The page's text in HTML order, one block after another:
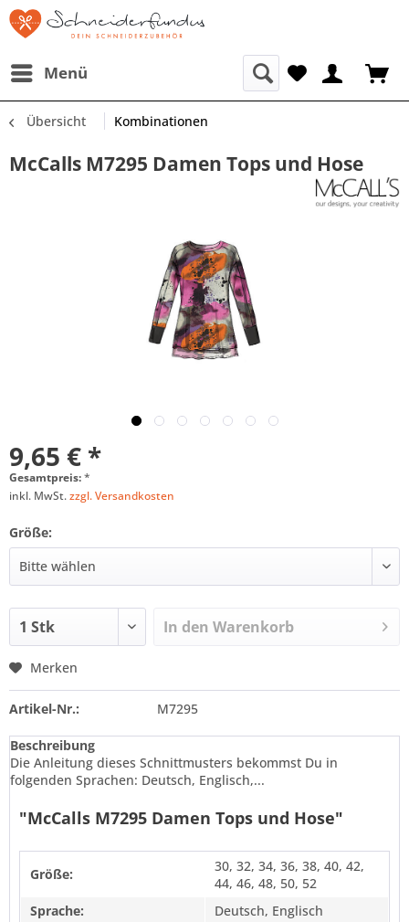
Menü
Übersicht Kombinationen
McCalls M7295 Damen Tops und Hose
9,65 € *
Gesamtpreis:*
inkl. MwSt.zzgl. Versandkosten
Größe:
In den Warenkorb
Merken
Artikel-Nr.: M7295
Beschreibung
Die Anleitung dieses Schnittmusters bekommst Du in
folgenden Sprachen: Deutsch, Englisch,...
"McCalls M7295 Damen Tops und Hose"
Größe:
30, 32, 34, 36, 38, 40, 42,
44, 46, 48, 50, 52
Sprache:
Deutsch, Englisch